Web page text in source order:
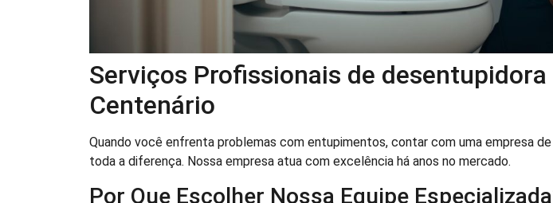
Serviços Profissionais de desentupidora
Centenário
Quando você enfrenta problemas com entupimentos, contar com uma empresa
toda a diferença. Nossa empresa atua com excelência há anos no mercado.
Por Que Escolher Nossa Equipe